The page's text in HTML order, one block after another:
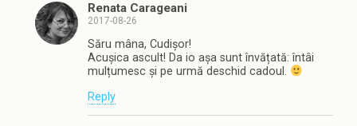
Renata Carageani
2017-08-26
Săru mâna, Cudișor!
Acușica ascult! Da io așa sunt învățată: întâi
mulțumesc și pe urmă deschid cadoul.
Reply